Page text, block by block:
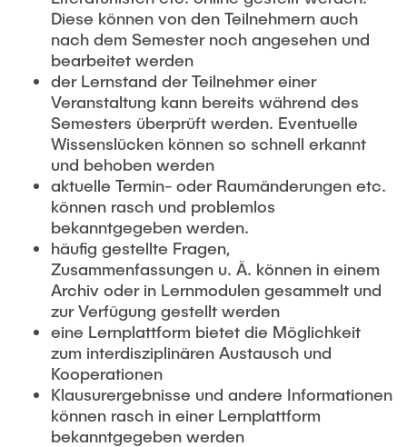
Diese können von den Teilnehmern auch
nach dem Semester noch angesehen und
bearbeitet werden
der Lernstand der Teilnehmer einer
Veranstaltung kann bereits während des
Semesters überprüft werden. Eventuelle
Wissenslücken können so schnell erkannt
und behoben werden
aktuelle Termin- oder Raumänderungen etc.
können rasch und problemlos
bekanntgegeben werden.
häufig gestellte Fragen,
Zusammenfassungen u. Ä. können in einem
Archiv oder in Lernmodulen gesammelt und
zur Verfügung gestellt werden
eine Lernplattform bietet die Möglichkeit
zum interdisziplinären Austausch und
Kooperationen
Klausurergebnisse und andere Informationen
können rasch in einer Lernplattform
bekanntgegeben werden